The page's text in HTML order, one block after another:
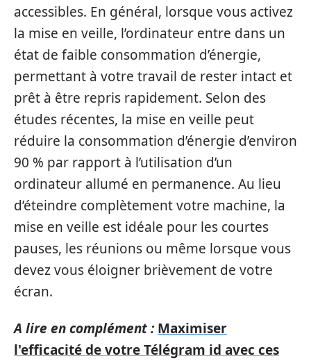
accessibles. En général, lorsque vous activez
la mise en veille, l’ordinateur entre dans un
état de faible consommation d’énergie,
permettant à votre travail de rester intact et
prêt à être repris rapidement. Selon des
études récentes, la mise en veille peut
réduire la consommation d’énergie d’environ
90 % par rapport à l’utilisation d’un
ordinateur allumé en permanence. Au lieu
d’éteindre complètement votre machine, la
mise en veille est idéale pour les courtes
pauses, les réunions ou même lorsque vous
devez vous éloigner brièvement de votre
écran.
A lire en complément : Maximiser
l'efficacité de votre Télégram id avec ces